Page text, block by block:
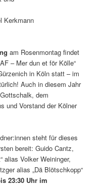
Kerkmann
am Rosenmontag findet
– Mer dun et för Kölle“
in Köln statt – im
Auch in diesem Jahr
dem
und Vorstand der Kölner
steht für dieses
bereit: Guido Cantz,
alias Volker Weininger,
alias „Dä Blötschkopp“
23:30 Uhr im